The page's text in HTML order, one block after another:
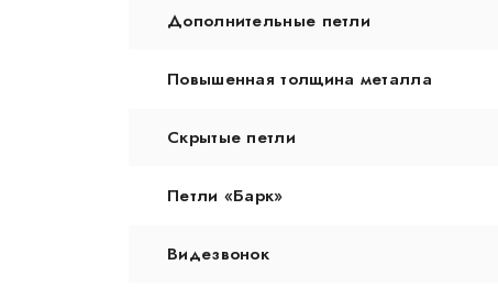
Дополнительные петли
Повышенная толщина металла
Скрытые петли
Петли «Барк»
Видезвонок